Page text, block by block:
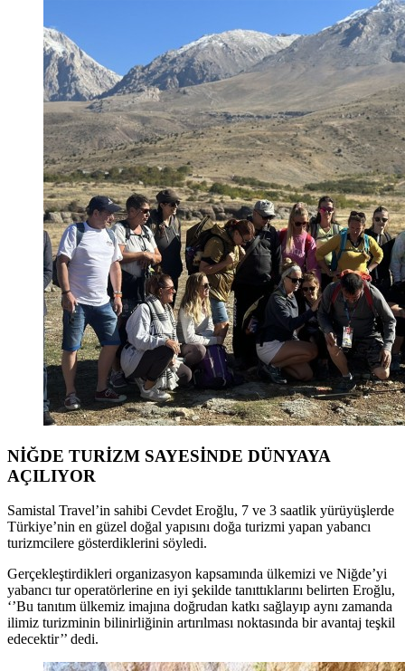
NİĞDE TURİZM SAYESİNDE DÜNYAYA
AÇILIYOR
Samistal Travel’in sahibi Cevdet Eroğlu, 7 ve 3 saatlik yürüyüşlerde
Türkiye’nin en güzel doğal yapısını doğa turizmi yapan yabancı
turizmcilere gösterdiklerini söyledi.
Gerçekleştirdikleri organizasyon kapsamında ülkemizi ve Niğde’yi
yabancı tur operatörlerine en iyi şekilde tanıttıklarını belirten Eroğlu,
‘’Bu tanıtım ülkemiz imajına doğrudan katkı sağlayıp aynı zamanda
ilimiz turizminin bilinirliğinin artırılması noktasında bir avantaj teşkil
edecektir’’ dedi.